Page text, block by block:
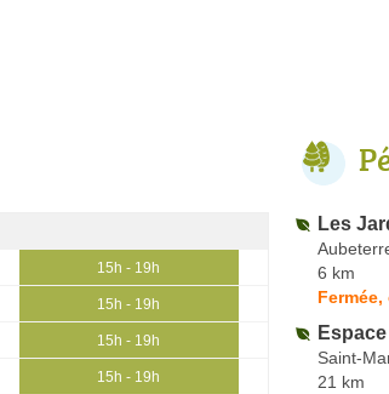
15h - 19h
15h - 19h
15h - 19h
15h - 19h
Les
6 km
Saint-
21 km